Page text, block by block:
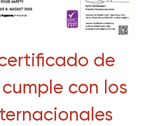
de
con los